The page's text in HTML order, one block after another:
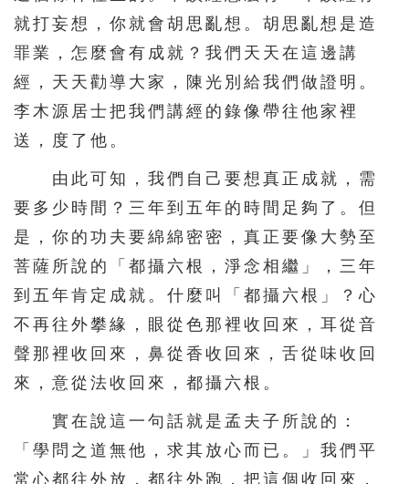
就打妄想，你就會胡思亂想。胡思亂想是造
罪業，怎麼會有成就？我們天天在這邊講
經，天天勸導大家，陳光別給我們做證明。
李木源居士把我們講經的錄像帶往他家裡
送，度了他。
由此可知，我們自己要想真正成就，需
要多少時間？三年到五年的時間足夠了。但
是，你的功夫要綿綿密密，真正要像大勢至
菩薩所說的「都攝六根，淨念相繼」，三年
到五年肯定成就。什麼叫「都攝六根」？心
不再往外攀緣，眼從色那裡收回來，耳從音
聲那裡收回來，鼻從香收回來，舌從味收回
來，意從法收回來，都攝六根。
實在說這一句話就是孟夫子所說的：
「學問之道無他，求其放心而已。」我們平
常心都往外放，都往外跑，把這個收回來，